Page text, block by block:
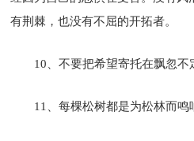
有荆棘，也没有不屈的开拓者。
10、不要把希望寄托在飘忽不
11、每棵松树都是为松林而鸣